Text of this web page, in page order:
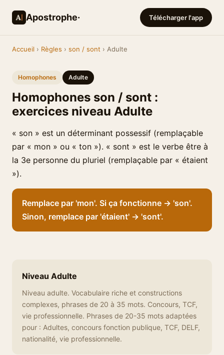
Apostrophe· Télécharger l'app
Accueil › Règles › son / sont › Adulte
Homophones Adulte
Homophones son / sont :
exercices niveau Adulte
« son » est un déterminant possessif (remplaçable
par « mon » ou « ton »). « sont » est le verbe être à
la 3e personne du pluriel (remplaçable par « étaient
»).
Remplace par 'mon'. Si ça fonctionne → 'son'.
Sinon, remplace par 'étaient' → 'sont'.
Niveau Adulte
Niveau adulte. Vocabulaire riche et constructions
complexes, phrases de 20 à 35 mots. Concours, TCF,
vie professionnelle. Phrases de 20-35 mots adaptées
pour : Adultes, concours fonction publique, TCF, DELF,
nationalité, vie professionnelle.